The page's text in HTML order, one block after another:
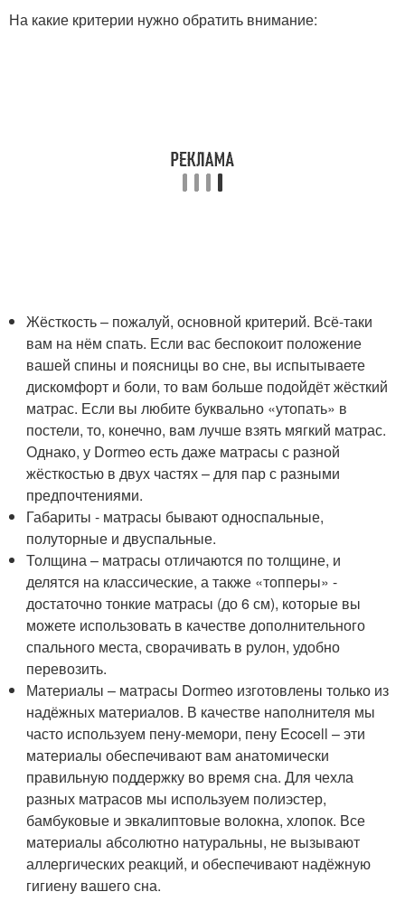
На какие критерии нужно обратить внимание:
Жёсткость – пожалуй, основной критерий. Всё-таки
вам на нём спать. Если вас беспокоит положение
вашей спины и поясницы во сне, вы испытываете
дискомфорт и боли, то вам больше подойдёт жёсткий
матрас. Если вы любите буквально «утопать» в
постели, то, конечно, вам лучше взять мягкий матрас.
Однако, у Dormeo есть даже матрасы с разной
жёсткостью в двух частях – для пар с разными
предпочтениями.
Габариты - матрасы бывают односпальные,
полуторные и двуспальные.
Толщина – матрасы отличаются по толщине, и
делятся на классические, а также «топперы» -
достаточно тонкие матрасы (до 6 см), которые вы
можете использовать в качестве дополнительного
спального места, сворачивать в рулон, удобно
перевозить.
Материалы – матрасы Dormeo изготовлены только из
надёжных материалов. В качестве наполнителя мы
часто используем пену-мемори, пену Ecocell – эти
материалы обеспечивают вам анатомически
правильную поддержку во время сна. Для чехла
разных матрасов мы используем полиэстер,
бамбуковые и эвкалиптовые волокна, хлопок. Все
материалы абсолютно натуральны, не вызывают
аллергических реакций, и обеспечивают надёжную
гигиену вашего сна.